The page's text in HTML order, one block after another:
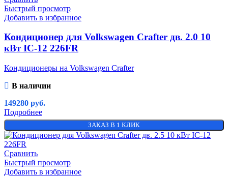
Быстрый просмотр
Добавить в избранное
Кондиционер для Volkswagen Crafter дв. 2.0 10
кВт IC-12 226FR
Кондиционеры на Volkswagen Crafter
В наличии
149280 руб.
Подробнее
ЗАКАЗ В 1 КЛИК
Сравнить
Быстрый просмотр
Добавить в избранное